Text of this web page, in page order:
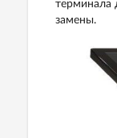
терминала
замены.